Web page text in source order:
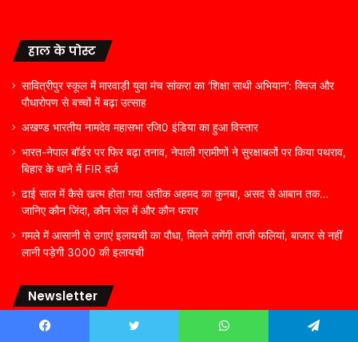
हाल के पोस्ट
सावित्रीपुर स्कूल में मारवाड़ी युवा मंच सांकरा का ‘शिक्षा साथी अभियान’: क्विज और
पौधारोपण से बच्चों में बढ़ा उत्साह
अखण्ड भारतीय नामदेव महासभा रजि0 इंडिया का हुआ विस्तार
भारत-नेपाल बॉर्डर पर फिर बढ़ा तनाव, नेपाली ग्रामीणों ने सुरक्षाबलों पर किया पथराव,
बिहार के थाने में FIR दर्ज
ढाई साल में कैसे खत्म होता गया अतीक अहमद का कुनबा, असद से आबान तक…
जानिए कौन जिंदा, कौन जेल में और कौन फरार
गमले में आसानी से उगाएं इलायची का पौधा, मिलने लगेंगी ताजी फलियां, बाजार से नहीं
लानी पड़ेगी 3000 की इलायची
Newsletter
With Product You Purchase